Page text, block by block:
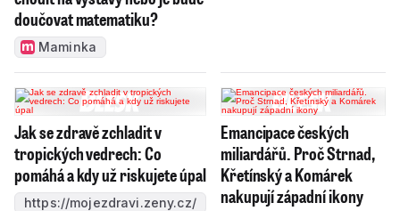
doučovat matematiku?
Maminka
Jak se zdravě zchladit v
tropických vedrech: Co
pomáhá a kdy už riskujete úpal
https://mojezdravi.zeny.cz/
Emancipace českých
miliardářů. Proč Strnad,
Křetínský a Komárek
nakupují západní ikony